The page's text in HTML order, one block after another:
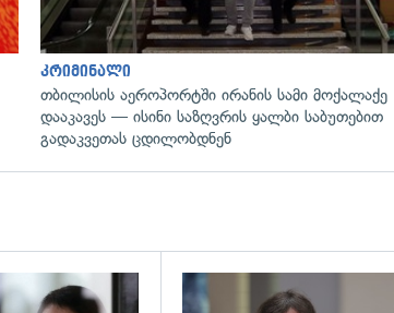
კრიმინალი
თბილისის აეროპორტში ირანის სამი მოქალაქე
დააკავეს — ისინი საზღვრის ყალბი საბუთებით
გადაკვეთას ცდილობდნენ
გადახედვა